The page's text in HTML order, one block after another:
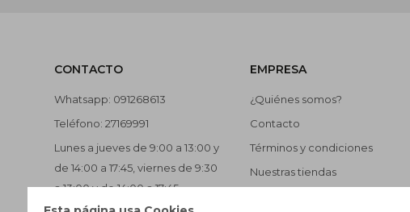
CONTACTO
Whatsapp: 091268613
Teléfono: 27169991
Lunes a jueves de 9:00 a 13:00 y
de 14:00 a 17:45, viernes de 9:30
a 13:00 y de 14:00 a 17:45.
EMPRESA
¿Quiénes somos?
Contacto
Términos y condiciones
Nuestras tiendas